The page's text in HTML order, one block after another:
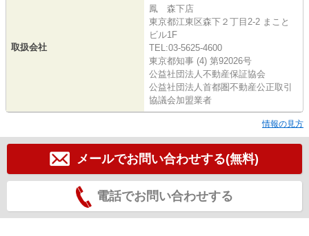
取扱会社
鳳 森下店
東京都江東区森下２丁目2-2 まこと
ビル1F
TEL:03-5625-4600
東京都知事 (4) 第92026号
公益社団法人不動産保証協会
公益社団法人首都圏不動産公正取引
協議会加盟業者
情報の見方
メールでお問い合わせする(無料)
電話でお問い合わせする